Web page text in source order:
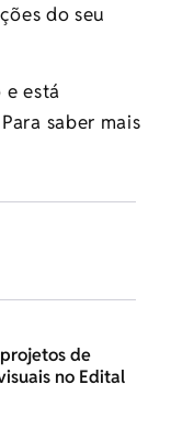
do seu
está
saber mais
de
no Edital